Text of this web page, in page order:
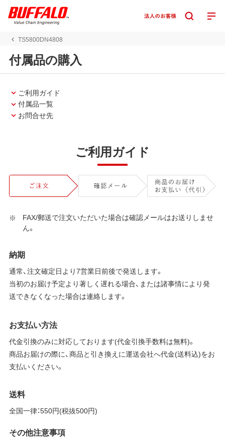
TS5800DN4808
付属品の購入
ご利用ガイド
付属品一覧
お問合せ先
ご利用ガイド
FAX/郵送で注文いただいた場合は確認メールはお送りしませ
ん。
納期
通常、注文確定日より7営業日前後で発送します。
当初のお届け予定より著しく遅れる場合、または諸事情により発
送できなくなった場合は連絡します。
お支払い方法
代金引換のみに対応しております(代金引換手数料は無料)。
商品お届けの際に、商品と引き換えに運送会社へ代金(送料込)をお
支払いください。
送料
全国一律：550円(税抜500円)
その他注意事項